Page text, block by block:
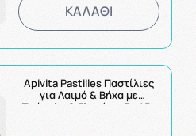
ΚΑΛΑΘΙ
Apivita Pastilles Παστίλιες
για Λαιμό & Βήχα με
Πρόπολη & Γλυκύρριζα 45g